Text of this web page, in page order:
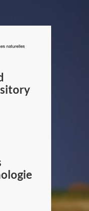
/
Canada